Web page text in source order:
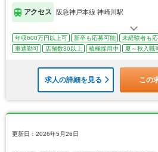
アクセス 阪急神戸本線 神崎川駅
年収600万円以上可 新卒も応募可能 未経験者も
車通勤可
店舗数30以上 積極採用中 夏～秋入職
求人の詳細を見る この
更新日：2026年5月26日